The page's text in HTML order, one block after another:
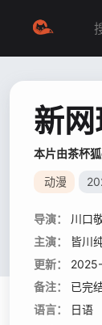
新
本片由茶杯
动漫
导演：
川口
主演：
皆川
更新：
备注：
已完
语言：
日语